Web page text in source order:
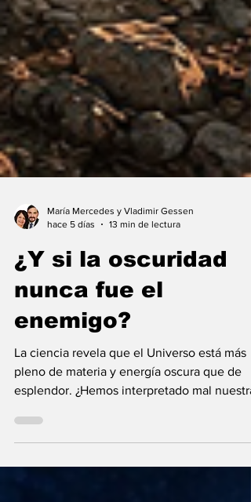
hace 5 días
13 min de lectura
¿Y si la oscuridad
nunca fue el
enemigo?
La ciencia revela que el Universo está más
pleno de materia y energía oscura que de
esplendor. ¿Hemos interpretado mal